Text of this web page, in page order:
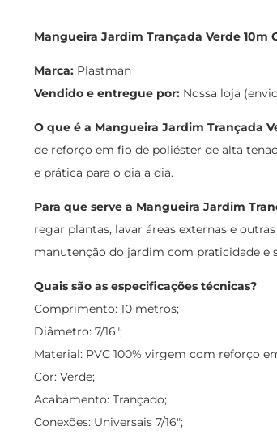
Mangueira Jardim Trançada Verde 10m
Marca: Plastman
Vendido e entregue por: Nossa loja
O que é a Mangueira Jardim Trançada
de reforço em fio de poliéster de alta
e prática para o dia a dia.
Para que serve a Mangueira Jardim
regar plantas, lavar áreas externas e
manutenção do jardim com praticidade e
Quais são as especificações técnicas?
Comprimento: 10 metros;
Diâmetro: 7/16";
Material: PVC 100% virgem com reforço
Cor: Verde;
Acabamento: Trançado;
Conexões: Universais 7/16";